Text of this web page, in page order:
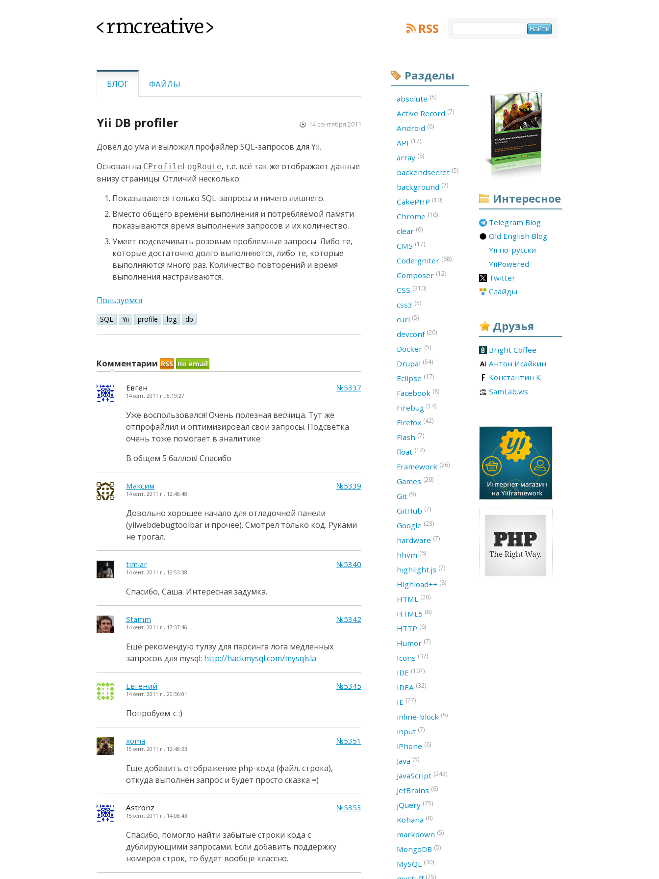
<rmcreative> RSS
БЛОГ ФАЙЛЫ
Yii DB profiler 14 сентября 2011
Довёл до ума и выложил профайлер SQL-запросов для Yii.
Основан на CProfileLogRoute, т.е. всё так же отображает данные
внизу страницы. Отличий несколько:
Показываются только SQL-запросы и ничего лишнего.
Вместо общего времени выполнения и потребляемой памяти
показываются время выполнения запросов и их количество.
Умеет подсвечивать розовым проблемные запросы. Либо те,
которые достаточно долго выполняются, либо те, которые
выполняются много раз. Количество повторений и время
выполнения настраиваются.
Пользуемся
SQL Yii profile log db
Комментарии RSS по email
№5337
Евген
14 сент. 2011 г., 5:19:27
Уже воспользовался! Очень полезная весчица. Тут же
отпрофайлил и оптимизировал свои запросы. Подсветка
очень тоже помогает в аналитике.
В общем 5 баллов! Спасибо
№5339
Максим
14 сент. 2011 г., 12:46:48
Довольно хорошее начало для отладочной панели
(yiiwebdebugtoolbar и прочее). Смотрел только код. Руками
не трогал.
№5340
timlar
14 сент. 2011 г., 12:53:38
Спасибо, Саша. Интересная задумка.
№5342
Stamm
14 сент. 2011 г., 17:37:46
Ещё рекомендую тулзу для парсинга лога медленных
запросов для mysql: http://hackmysql.com/mysqlsla
№5345
Евгений
14 сент. 2011 г., 20:36:01
Попробуем-с :)
№5351
xoma
15 сент. 2011 г., 12:46:23
Еще добавить отображение php-кода (файл, строка),
откуда выполнен запрос и будет просто сказка =)
№5353
Astronz
15 сент. 2011 г., 14:08:43
Спасибо, помогло найти забытые строки кода с
дублирующими запросами. Если добавить поддержку
номеров строк, то будет вообще классно.
Интересное
Telegram Blog
Old English Blog
Yii по-русски
YiiPowered
Twitter
Слайды
Друзья
Bright Coffee
Антон Исайкин
Константин К
SamLab.ws
Разделы
absolute (5)
Active Record (7)
Android (6)
API (17)
array (6)
backendsecret (5)
background (7)
CakePHP (10)
Chrome (16)
clear (6)
CMS (17)
CodeIgniter (68)
Composer (12)
CSS (310)
css3 (5)
curl (5)
devconf (20)
Docker (5)
Drupal (54)
Eclipse (17)
Facebook (8)
Firebug (14)
Firefox (42)
Flash (7)
float (12)
Framework (26)
Games (20)
Git (9)
GitHub (7)
Google (23)
hardware (7)
hhvm (6)
highlight.js (7)
Highload++ (8)
HTML (20)
HTML5 (8)
HTTP (6)
Humor (7)
Icons (37)
IDE (107)
IDEA (32)
IE (77)
inline-block (5)
input (7)
iPhone (6)
Java (5)
JavaScript (243)
JetBrains (6)
jQuery (75)
Kohana (8)
markdown (5)
MongoDB (5)
MySQL (30)
(75)